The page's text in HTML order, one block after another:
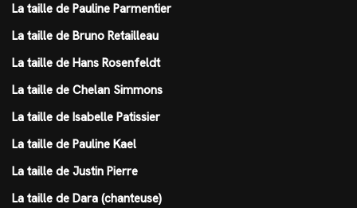
La taille de Pauline Parmentier
La taille de Bruno Retailleau
La taille de Hans Rosenfeldt
La taille de Chelan Simmons
La taille de Isabelle Patissier
La taille de Pauline Kael
La taille de Justin Pierre
La taille de Dara (chanteuse)